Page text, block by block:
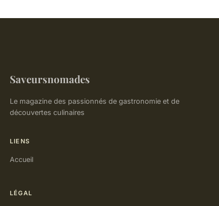
Saveursnomades
Le magazine des passionnés de gastronomie et de
découvertes culinaires
LIENS
Accueil
LÉGAL